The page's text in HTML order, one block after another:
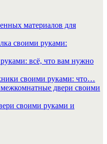
материалов для
своими руками:
всё, что вам нужно
своими руками: что…
двери своими
своими руками и